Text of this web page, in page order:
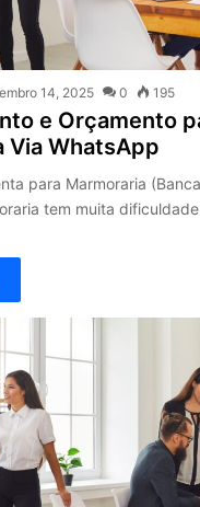
14, 2025 0 195
e Orçamento
Via WhatsApp
para Marmoraria
tem muita